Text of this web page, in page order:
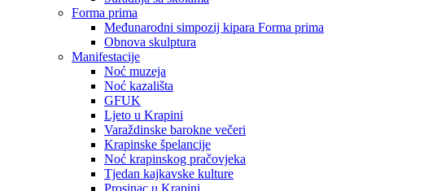
Forma prima
Međunarodni simpozij kipara Forma prima
Obnova skulptura
Manifestacije
Noć muzeja
Noć kazališta
GFUK
Ljeto u Krapini
Varaždinske barokne večeri
Krapinske špelancije
Noć krapinskog pračovjeka
Tjedan kajkavske kulture
Prosinac u Krapini